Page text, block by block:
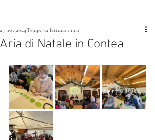
Aria di Natale in Contea
25 nov 2024Tempo di lettura: 1 min